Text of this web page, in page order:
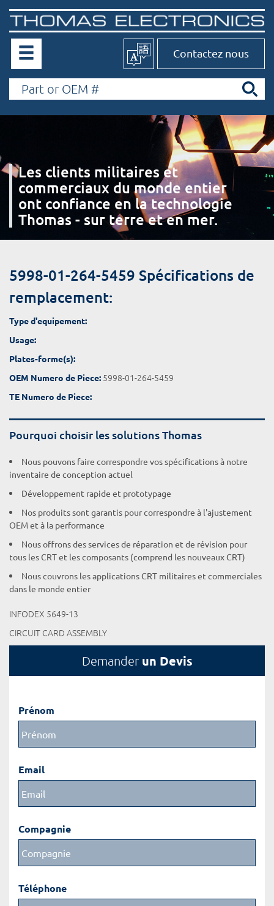
Contactez nous
Les clients militaires et
commerciaux du monde entier
ont confiance en la technologie
Thomas - sur terre et en mer.
5998-01-264-5459 Spécifications de
remplacement:
Type d'equipement:
Usage:
Plates-forme(s):
OEM Numero de Piece: 5998-01-264-5459
TE Numero de Piece:
Pourquoi choisir les solutions Thomas
Nous pouvons faire correspondre vos spécifications à notre
inventaire de conception actuel
Développement rapide et prototypage
Nos produits sont garantis pour correspondre à l'ajustement
OEM et à la performance
Nous offrons des services de réparation et de révision pour
tous les CRT et les composants (comprend les nouveaux CRT)
Nous couvrons les applications CRT militaires et commerciales
dans le monde entier
INFODEX 5649-13
CIRCUIT CARD ASSEMBLY
Demander un Devis
Prénom
Email
Compagnie
Téléphone